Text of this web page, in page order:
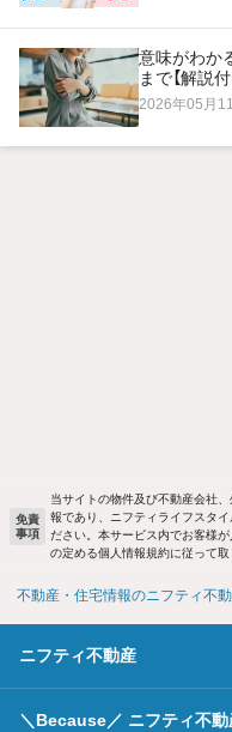
意味がわか
まで【解説付
2026年05月
免責
事項
当サイトの物件及び不動産会社
報であり、ニフティライフスタ
ださい。本サービス内でお客様
の定める個人情報規約に従って取
不動産・住宅情報のニフティ不
ニフティ不動産
＼Because／ ニフティ不動